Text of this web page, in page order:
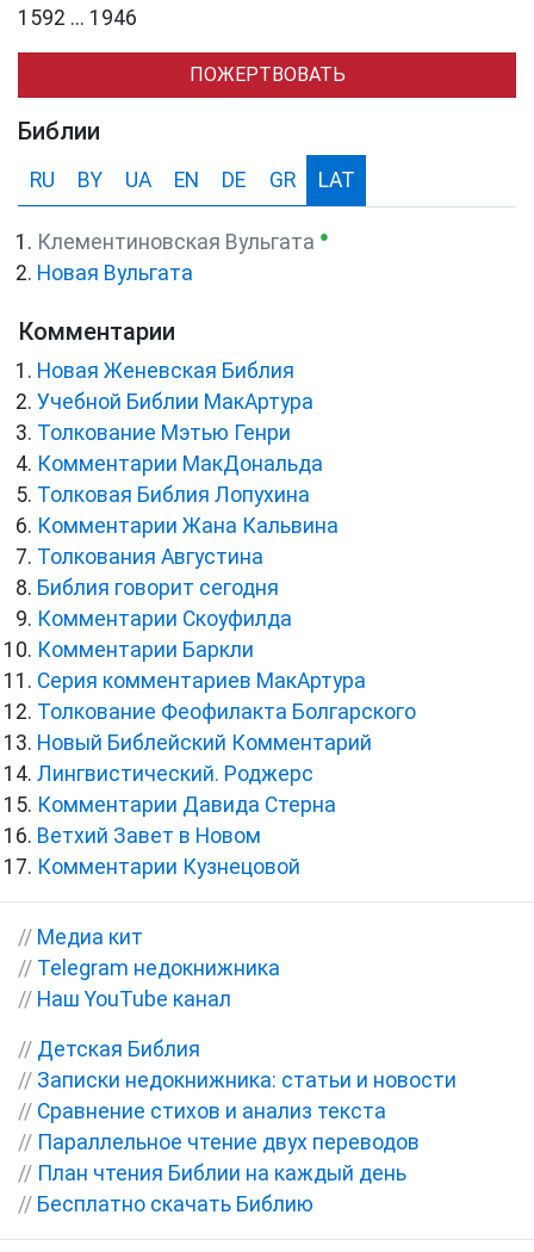
1592 ... 1946
ПОЖЕРТВОВАТЬ
Библии
RU BY UA EN DE GR LAT
Клементиновская Вульгата ●
Новая Вульгата
Комментарии
Новая Женевская Библия
Учебной Библии МакАртура
Толкование Мэтью Генри
Комментарии МакДональда
Толковая Библия Лопухина
Комментарии Жана Кальвина
Толкования Августина
Библия говорит сегодня
Комментарии Скоуфилда
Комментарии Баркли
Серия комментариев МакАртура
Толкование Феофилакта Болгарского
Новый Библейский Комментарий
Лингвистический. Роджерс
Комментарии Давида Стерна
Ветхий Завет в Новом
Комментарии Кузнецовой
// Медиа кит
// Telegram недокнижника
// Наш YouTube канал
// Детская Библия
// Записки недокнижника: статьи и новости
// Сравнение стихов и анализ текста
// Параллельное чтение двух переводов
// План чтения Библии на каждый день
// Бесплатно скачать Библию